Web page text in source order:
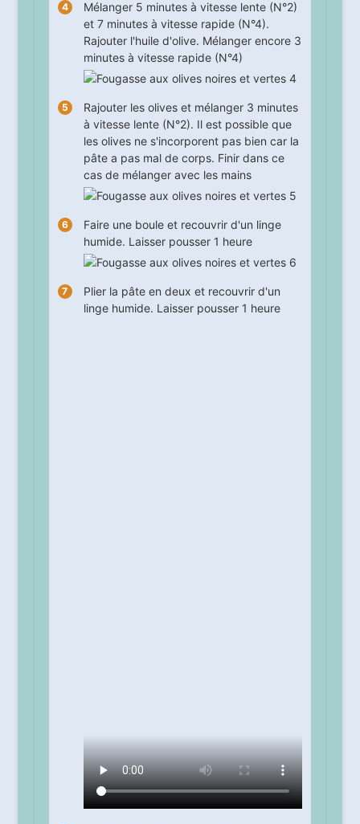
Mélanger 5 minutes à vitesse lente (N°2)
et 7minutes à vitesse rapide (N°4).
Rajouter l'huile d'olive. Mélanger encore 3
minutes à vitesse rapide (N°4)
Rajouter les olives et mélanger 3 minutes
à vitesse lente (N°2). Il est possible que
les olives ne s'incorporent pas bien car la
pâte a pas mal de corps. Finir dans ce
cas de mélanger avec les mains
Faire une boule et recouvrir d'un linge
humide. Laisser pousser 1 heure
Plier la pâte en deux et recouvrir d'un
linge humide. Laisser pousser 1 heure